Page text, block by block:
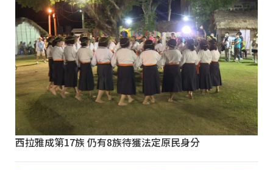
西拉雅成第17族 仍有8族待獲法定原民身分